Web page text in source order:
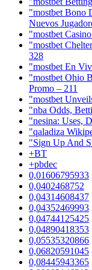
"mostbet Bono
Nuevos
"mostbet
"mostbet
328
"mostbet En
"mostbet Ohio
Promo – 211
"mostbet
"nba Odds,
"nesina: Uses,
"qaladiza
"Sign Up And
+BT
+pbdec
0,01606795933
0,0402468752
0,04314608437
0,04352469993
0,04744125425
0,04890418353
0,05535320866
0,06820591045
0,08445943365